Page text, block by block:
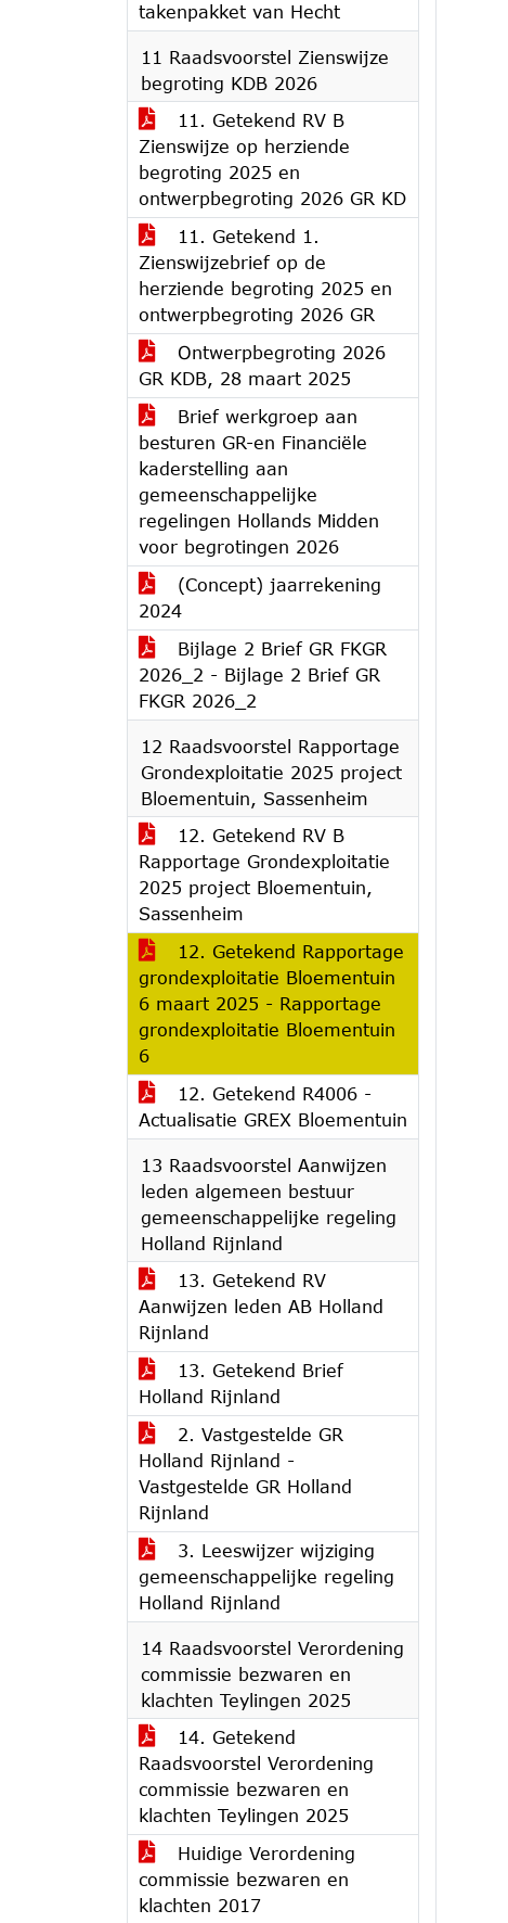
takenpakket van Hecht
11 Raadsvoorstel Zienswijze
begroting KDB 2026
11. Getekend RV B
Zienswijze op herziende
begroting 2025 en
ontwerpbegroting 2026 GR KD
11. Getekend 1.
Zienswijzebrief op de
herziende begroting 2025 en
ontwerpbegroting 2026 GR
Ontwerpbegroting 2026
GR KDB, 28 maart 2025
Brief werkgroep aan
besturen GR-en Financiële
kaderstelling aan
gemeenschappelijke
regelingen Hollands Midden
voor begrotingen 2026
(Concept) jaarrekening
2024
Bijlage 2 Brief GR FKGR
2026_2 - Bijlage 2 Brief GR
FKGR 2026_2
12 Raadsvoorstel Rapportage
Grondexploitatie 2025 project
Bloementuin, Sassenheim
12. Getekend RV B
Rapportage Grondexploitatie
2025 project Bloementuin,
Sassenheim
12. Getekend Rapportage
grondexploitatie Bloementuin
6 maart 2025 - Rapportage
grondexploitatie Bloementuin
6
12. Getekend R4006 -
Actualisatie GREX Bloementuin
13 Raadsvoorstel Aanwijzen
leden algemeen bestuur
gemeenschappelijke regeling
Holland Rijnland
13. Getekend RV
Aanwijzen leden AB Holland
Rijnland
13. Getekend Brief
Holland Rijnland
2. Vastgestelde GR
Holland Rijnland -
Vastgestelde GR Holland
Rijnland
3. Leeswijzer wijziging
gemeenschappelijke regeling
Holland Rijnland
14 Raadsvoorstel Verordening
commissie bezwaren en
klachten Teylingen 2025
14. Getekend
Raadsvoorstel Verordening
commissie bezwaren en
klachten Teylingen 2025
Huidige Verordening
commissie bezwaren en
klachten 2017